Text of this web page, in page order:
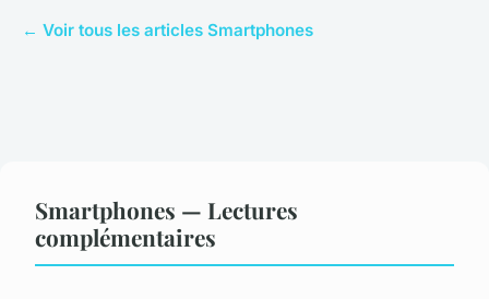
← Voir tous les articles Smartphones
Smartphones — Lectures
complémentaires